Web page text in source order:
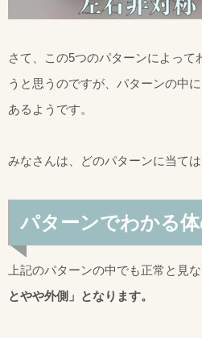
さて、この5つのパターンによって
うと思うのですが、パターンの中
あるようです。
みなさんは、どのパターンに当て
パターンでわかる
上記のパターンの中でも正常と見な
とやや外側」となります。